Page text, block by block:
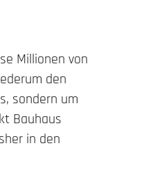
Millionen von
den
sondern um
Bauhaus
in den